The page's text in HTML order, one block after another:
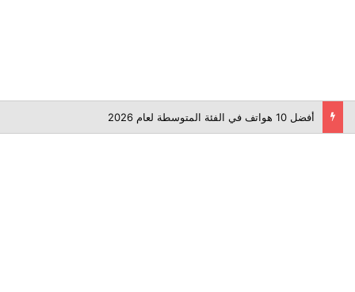
أفضل 10 هواتف في الفئة المتوسطة لعام 2026